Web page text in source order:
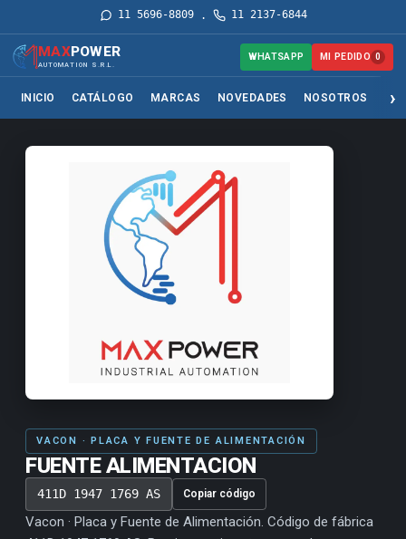
11 5696-8809· 11 2137-6844
MAXPOWER
AUTOMATION S.R.L.
INICIO CATÁLOGO MARCAS NOVEDADES NOSOTROS
WHATSAPP MI PEDIDO 0
VACON · PLACA Y FUENTE DE ALIMENTACIÓN
FUENTE ALIMENTACION
411D 1947 1769 AS Copiar código
Vacon · Placa y Fuente de Alimentación. Código de fábrica